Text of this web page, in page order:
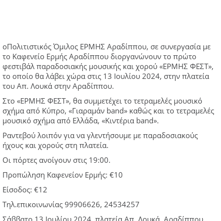
οΠολιτιστικός Όμιλος ΕΡΜΗΣ Αραδίππου, σε συνεργασία με
το Καφενείο Ερμής Αραδίππου διοργανώνουν το πρώτο
φεστιβάλ παραδοσιακής μουσικής και χορού «ΕΡΜΗΣ ΦΕΣΤ»,
το οποίο θα λάβει χώρα στις 13 Ιουλίου 2024, στην πλατεία
του Απ. Λουκά στην Αραδίππου.
Στο «ΕΡΜΗΣ ΦΕΣΤ», θα συμμετέχει το τετραμελές μουσικό
σχήμα από Κύπρο, «Γιαραμάν band» καθώς και το τετραμελές
μουσικό σχήμα από Ελλάδα, «Κιντέρια band».
Ραντεβού λοιπόν για να γλεντήσουμε με παραδοσιακούς
ήχους και χορούς στη πλατεία.
Οι πόρτες ανοίγουν στις 19:00.
Προπώληση Καφενείον Ερμής: €10
Είσοδος: €12
Τηλ.επικοινωνίας 99906626, 24534257
Σάββατο 13 Ιουλίου 2024, πλατεία Απ. Λουκά, Αραδίππου,